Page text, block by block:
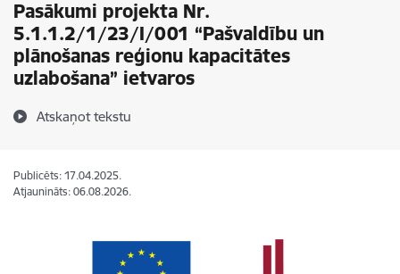
Pasākumi projekta Nr.
5.1.1.2/1/23/I/001 “Pašvaldību un
plānošanas reģionu kapacitātes
uzlabošana” ietvaros
Atskaņot tekstu
Publicēts: 17.04.2025.
Atjaunināts: 06.08.2026.